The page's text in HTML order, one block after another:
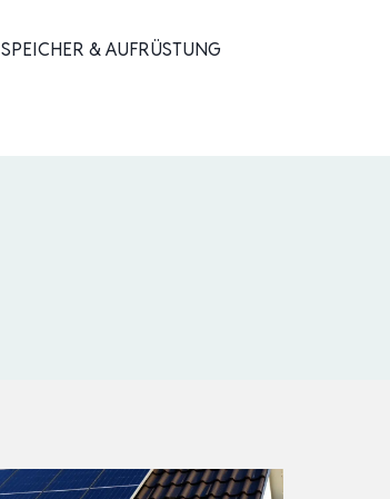
SPEICHER & AUFRÜSTUNG